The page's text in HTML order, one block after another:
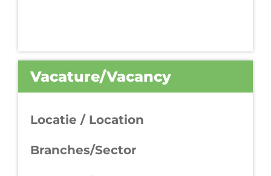
Vacature/Vacancy
Locatie / Location
Branches/Sector